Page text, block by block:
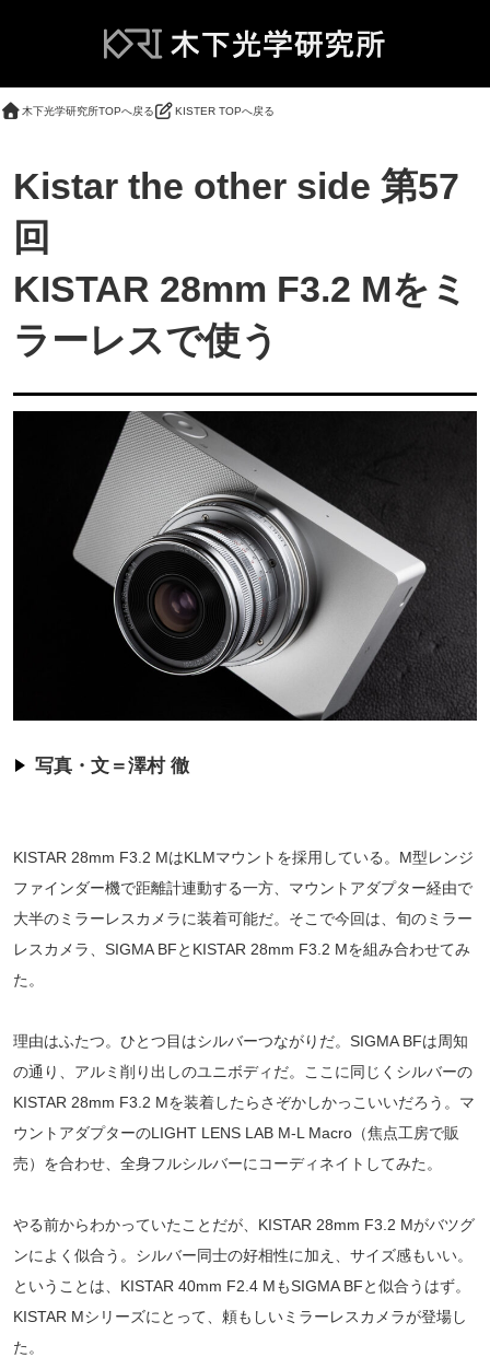
木下光学研究所TOPへ戻る KISTER TOPへ戻る
Kistar the other side 第57
回
KISTAR 28mm F3.2 Mをミ
ラーレスで使う
写真・文＝澤村 徹
KISTAR 28mm F3.2 MはKLMマウントを採用している。M型レンジ
ファインダー機で距離計連動する一方、マウントアダプター経由で
大半のミラーレスカメラに装着可能だ。そこで今回は、旬のミラー
レスカメラ、SIGMA BFとKISTAR 28mm F3.2 Mを組み合わせてみ
た。
理由はふたつ。ひとつ目はシルバーつながりだ。SIGMA BFは周知
の通り、アルミ削り出しのユニボディだ。ここに同じくシルバーの
KISTAR 28mm F3.2 Mを装着したらさぞかしかっこいいだろう。マ
ウントアダプターのLIGHT LENS LAB M-L Macro（焦点工房で販
売）を合わせ、全身フルシルバーにコーディネイトしてみた。
やる前からわかっていたことだが、KISTAR 28mm F3.2 Mがバツグ
ンによく似合う。シルバー同士の好相性に加え、サイズ感もいい。
ということは、KISTAR 40mm F2.4 MもSIGMA BFと似合うはず。
KISTAR Mシリーズにとって、頼もしいミラーレスカメラが登場し
た。